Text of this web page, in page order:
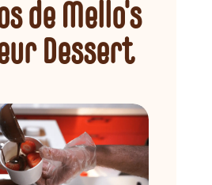
de Mello's
Dessert